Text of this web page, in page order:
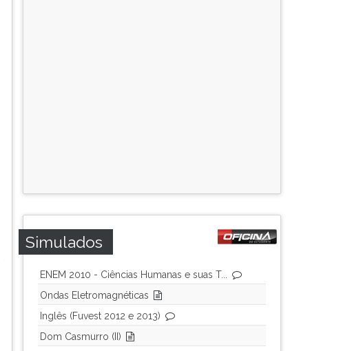
Simulados
ENEM 2010 - Ciências Humanas e suas T...
Ondas Eletromagnéticas
Inglês (Fuvest 2012 e 2013)
Dom Casmurro (II)